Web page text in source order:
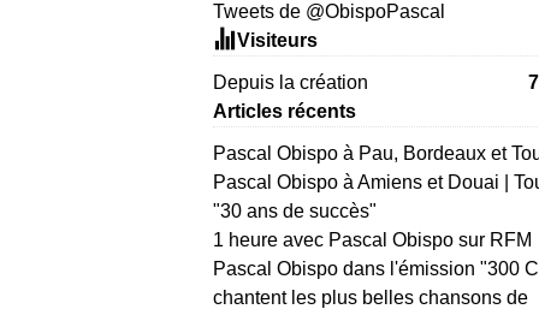
Tweets de @ObispoPascal
Visiteurs
Depuis la création
Articles récents
Pascal Obispo à Pau, Bordeaux et
Pascal Obispo à Amiens et Douai |
"30 ans de succès"
1 heure avec Pascal Obispo sur RFM
Pascal Obispo dans l'émission "300
chantent les plus belles chansons de